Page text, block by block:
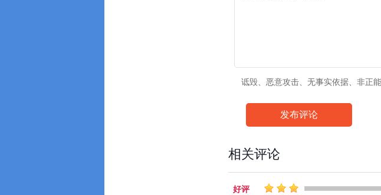
诋毁、恶意攻击、无事实依据、非正
发布评论
相关评论
好评